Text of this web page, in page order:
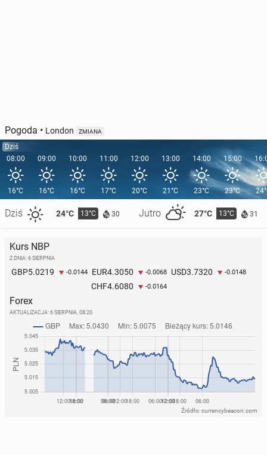
Pogoda • London ZMIANA
Dziś
08:00
16°C
Dziś 24°C 13°C 30 Jutro 27°C 13°C 31
09:00
16°C
10:00
16°C
11:00
17°C
12:00
20°C
13:00
21°C
14:00
23°C
15:00
23°C
Kurs NBP
Z DNIA: 6 SIERPNIA
GBP5.0219 -0.0144 EUR4.3050 -0.0068 USD3.7320 -0.0148
CHF4.6080 -0.0164
Forex
AKTUALIZACJA: 6 SIERPNIA, 08:20
Źródło: currencybeacon.com